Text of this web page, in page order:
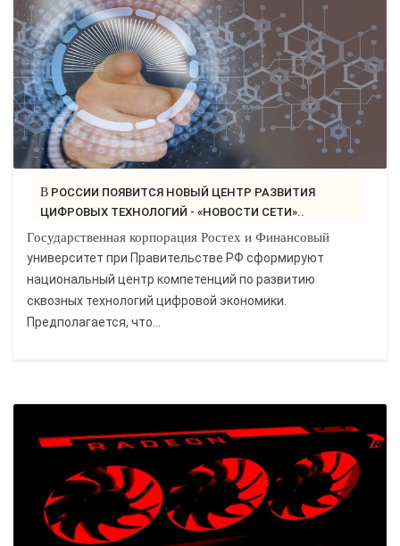
В РОССИИ ПОЯВИТСЯ НОВЫЙ ЦЕНТР РАЗВИТИЯ
ЦИФРОВЫХ ТЕХНОЛОГИЙ - «НОВОСТИ СЕТИ»..
Государственная корпорация Ростех и Финансовый
университет при Правительстве РФ сформируют
национальный центр компетенций по развитию
сквозных технологий цифровой экономики.
Предполагается, что...